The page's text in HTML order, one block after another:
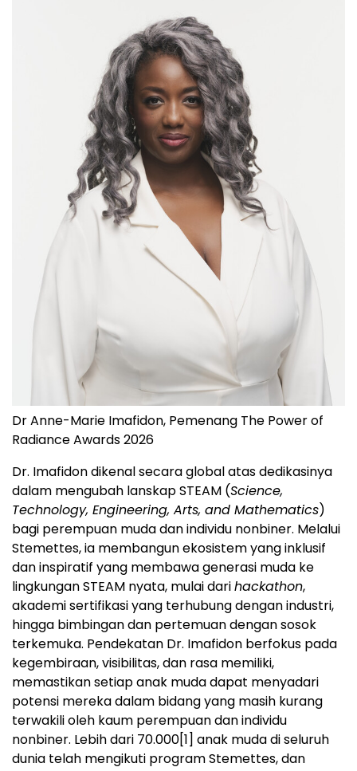
Dr Anne-Marie Imafidon, Pemenang The Power of
Radiance Awards 2026
Dr. Imafidon dikenal secara global atas dedikasinya
dalam mengubah lanskap STEAM (Science,
Technology, Engineering, Arts, and Mathematics)
bagi perempuan muda dan individu nonbiner. Melalui
Stemettes, ia membangun ekosistem yang inklusif
dan inspiratif yang membawa generasi muda ke
lingkungan STEAM nyata, mulai darihackathon,
akademi sertifikasi yang terhubung dengan industri,
hingga bimbingan dan pertemuan dengan sosok
terkemuka. Pendekatan Dr. Imafidon berfokus pada
kegembiraan, visibilitas, dan rasa memiliki,
memastikan setiap anak muda dapat menyadari
potensi mereka dalam bidang yang masih kurang
terwakili oleh kaum perempuan dan individu
nonbiner. Lebih dari 70.000[1] anak muda di seluruh
dunia telah mengikuti program Stemettes, dan